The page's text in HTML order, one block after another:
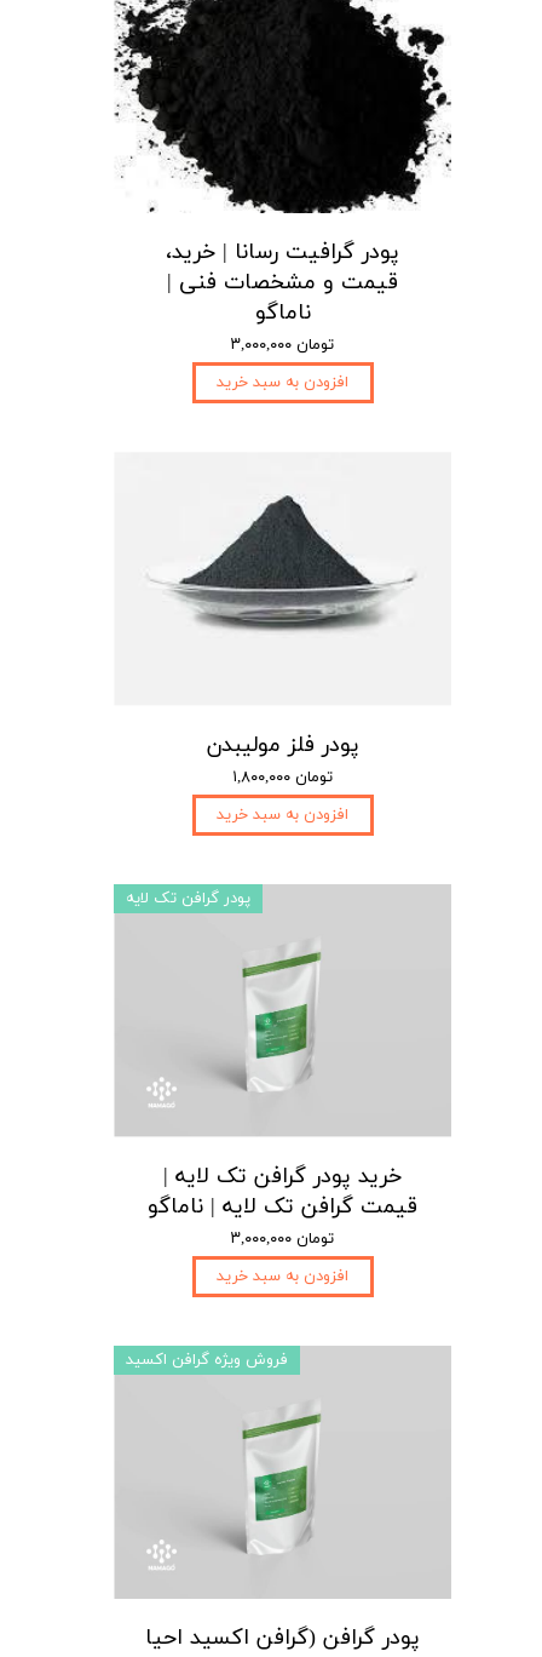
پودر گرافیت رسانا | خرید،
قیمت و مشخصات فنی |
ناماگو
۳,۰۰۰,۰۰۰ تومان
افزودن به سبد خرید
پودر فلز مولیبدن
۱,۸۰۰,۰۰۰ تومان
افزودن به سبد خرید
خرید پودر گرافن تک لایه |
قیمت گرافن تک لایه | ناماگو
۳,۰۰۰,۰۰۰ تومان
افزودن به سبد خرید
پودر گرافن تک لایه
پودر گرافن (گرافن اکسید احیا
فروش ویژه گرافن اکسید